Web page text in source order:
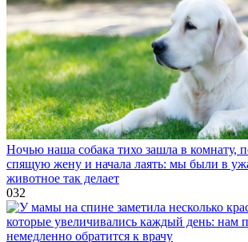
Ночью наша собака тихо зашла в комнату,
спящую жену и начала лаять: мы были в
животное так делает
032